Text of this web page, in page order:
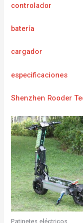
controlador
batería
cargador
especificaciones
Shenzhen Rooder
Patinetes eléctricos